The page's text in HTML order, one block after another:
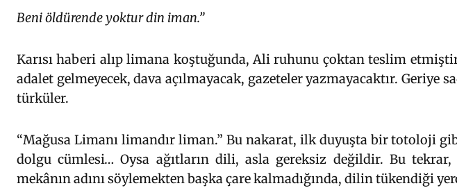
Beni öldürende yoktur din iman.”
Karısı haberi alıp limana koştuğunda, Ali ruhunu çoktan teslim
adalet gelmeyecek, dava açılmayacak, gazeteler yazmayacaktır. Geriye
türküler.
“Mağusa Limanı limandır liman.” Bu nakarat, ilk duyuşta bir totoloji
dolgu cümlesi… Oysa ağıtların dili, asla gereksiz değildir. Bu tekrar,
mekânın adını söylemekten başka çare kalmadığında, dilin tükendiği